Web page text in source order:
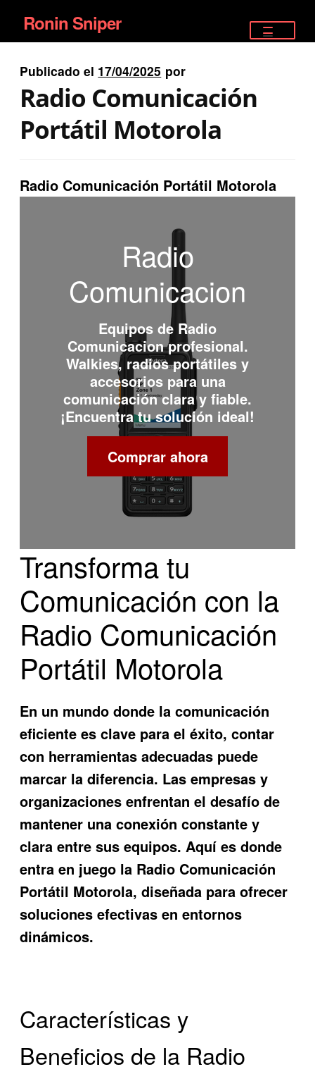
Ir
a
la
navegación
Ir
al
contenido
Ronin Sniper
EQUIPAMIENTO ÉLITE
PISTOLAS
SATELITALES
Publicado el 17/04/2025 por
Radio Comunicación
Portátil Motorola
Radio Comunicación Portátil Motorola
Radio
Comunicacion
Equipos de Radio
Comunicacionprofesional.
Walkies, radios portátiles y
accesorios para una
comunicación clara y fiable.
¡Encuentra tu solución ideal!
Comprar ahora
Transforma tu
Comunicación con la
Radio Comunicación
Portátil Motorola
En un mundo donde la comunicación
eficiente es clave para el éxito, contar
con herramientas adecuadas puede
marcar la diferencia. Las empresas y
organizaciones enfrentan el desafío de
mantener una conexión constante y
clara entre sus equipos. Aquí es donde
entra en juego la Radio Comunicación
Portátil Motorola, diseñada para ofrecer
soluciones efectivas en entornos
dinámicos.
Características y
Beneficios de la Radio